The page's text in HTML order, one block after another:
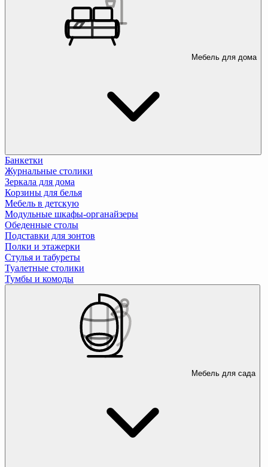
Мебель для дома
Банкетки
Журнальные столики
Зеркала для дома
Корзины для белья
Мебель в детскую
Модульные шкафы-органайзеры
Обеденные столы
Подставки для зонтов
Полки и этажерки
Стулья и табуреты
Туалетные столики
Тумбы и комоды
Мебель для сада